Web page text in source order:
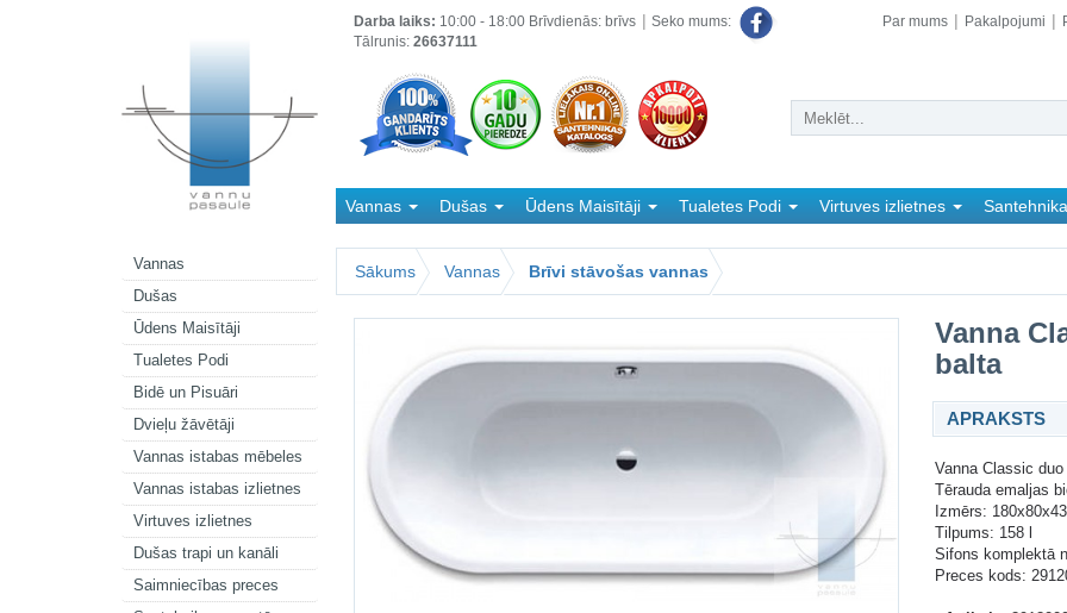
Vannas
Dušas
Ūdens Maisītāji
Tualetes Podi
Bidē un Pisuāri
Dvieļu žāvētāji
Vannas istabas mēbeles
Vannas istabas izlietnes
Virtuves izlietnes
Dušas trapi un kanāli
Saimniecības preces
Darba laiks: 10:00 - 18:00 Brīvdienās: brīvs
Tālrunis: 26637111
Seko mums: Par mums Pakalpojumi
Vannas Dušas Ūdens Maisītāji Tualetes Podi Virtuves izlietnes
Sākums
Vannas Brīvi stāvošas vannas
Vanna
balta
APRAKSTS
Vanna Classic
Tērauda emaljas
Izmērs:
Tilpums: 158 l
Sifons komplektā
Preces kods: